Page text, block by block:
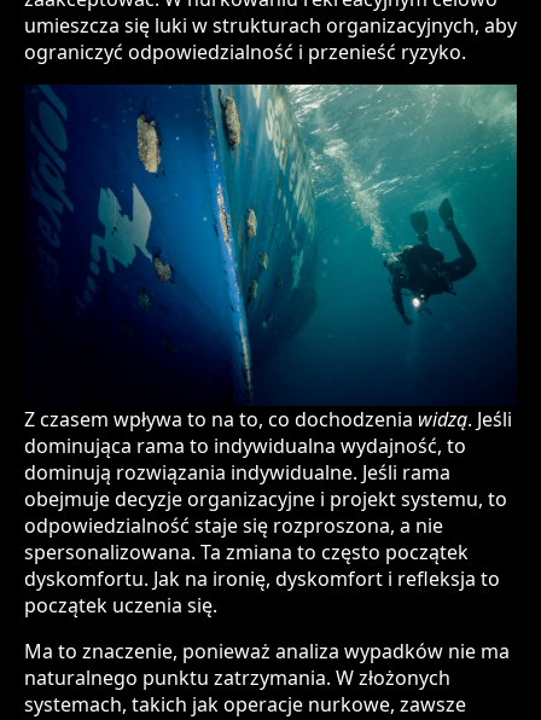
umieszcza się luki w strukturach organizacyjnych, aby
ograniczyć odpowiedzialność i przenieść ryzyko.
Z czasem wpływa to na to, co dochodzenia widzą. Jeśli
dominująca rama to indywidualna wydajność, to
dominują rozwiązania indywidualne. Jeśli rama
obejmuje decyzje organizacyjne i projekt systemu, to
odpowiedzialność staje się rozproszona, a nie
spersonalizowana. Ta zmiana to często początek
dyskomfortu. Jak na ironię, dyskomfort i refleksja to
początek uczenia się.
Ma to znaczenie, ponieważ analiza wypadków nie ma
naturalnego punktu zatrzymania. W złożonych
systemach, takich jak operacje nurkowe, zawsze